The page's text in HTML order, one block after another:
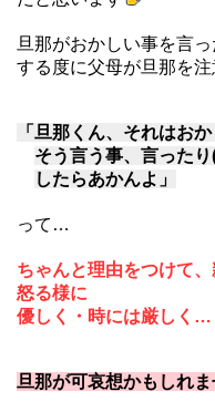
旦那がおかしい事を言っ
する度に父母が旦那を
「旦那くん、それはお
そう言う事、言った
したらあかんよ」
って…
ちゃんと理由をつけて
怒る様に
優しく・時には厳しく…
旦那が可哀想かもしれ